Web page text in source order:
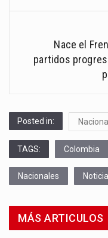
Nace el
partidos
Posted in:
TAGS: Colombia
Nacionales
MÁS ARTICULOS